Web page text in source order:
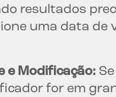
resultados
uma data de
e Modificação:
for em